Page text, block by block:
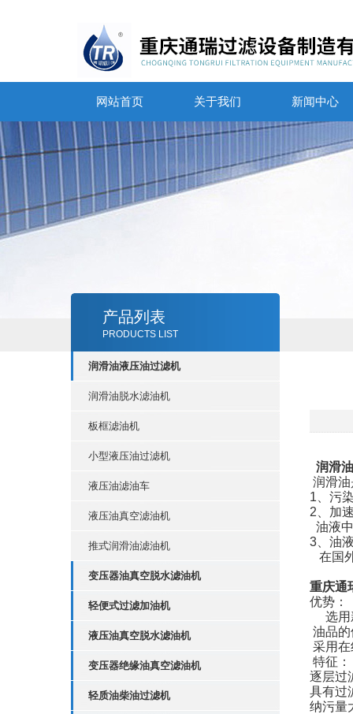
网站首页 关于我们 新闻中心
产品列表
PRODUCTS LIST
润滑油液压油过滤机
润滑油脱水滤油机
板框滤油机
小型液压油过滤机
液压油滤油车
液压油真空滤油机
推式润滑油滤油机
变压器油真空脱水滤油机
轻便式过滤加油机
液压油真空脱水滤油机
变压器绝缘油真空滤油机
轻质油柴油过滤机
润滑
润滑
1 、污
2 、加
油液
3 、油
在国
重庆通
优势：
选
油品
采用
特征：
逐层过
具有过
纳污量